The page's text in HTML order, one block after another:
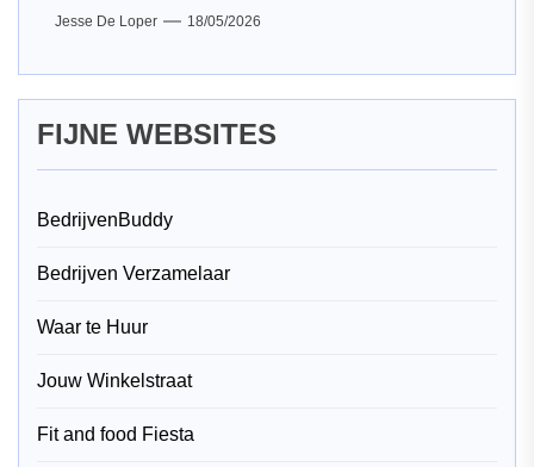
Jesse De Loper 18/05/2026
FIJNE WEBSITES
BedrijvenBuddy
Bedrijven Verzamelaar
Waar te Huur
Jouw Winkelstraat
Fit and food Fiesta